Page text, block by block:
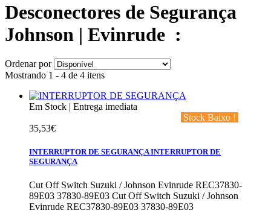
Desconectores de Segurança
Johnson | Evinrude :
Ordenar por
Mostrando 1 - 4 de 4 itens
Em Stock | Entrega imediata
‎ Stock Baixo !‎ ‎
35,53€
INTERRUPTOR DE SEGURANÇA INTERRUPTOR DE
SEGURANÇA
Cut Off Switch Suzuki / Johnson Evinrude REC37830-
89E03 37830-89E03 Cut Off Switch Suzuki / Johnson
Evinrude REC37830-89E03 37830-89E03